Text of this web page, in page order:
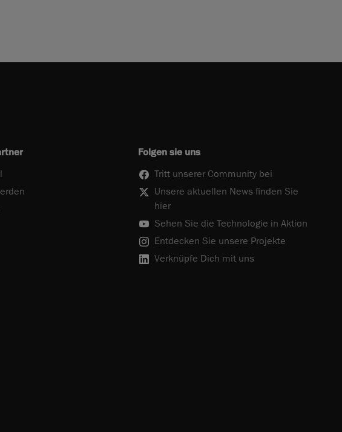
Folgen sie uns
Tritt unserer Community bei
Unsere aktuellen News finden Sie
hier
Sehen Sie die Technologie in Aktion
Entdecken Sie unsere Projekte
Verknüpfe Dich mit uns